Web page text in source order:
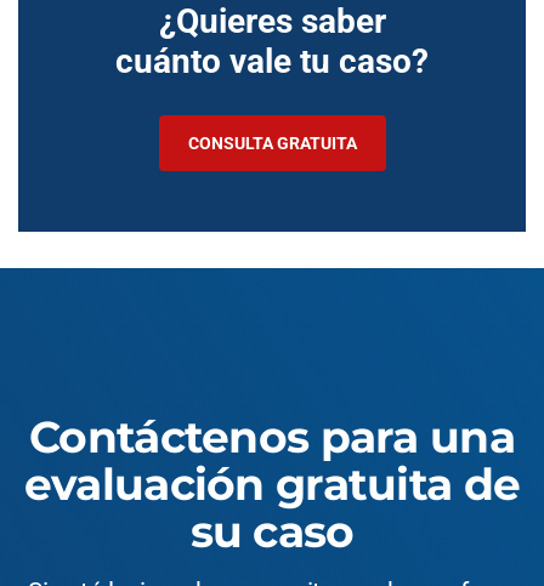
¿Quieres saber
cuánto vale tu caso?
CONSULTA GRATUITA
Contáctenos para una
evaluación gratuita de
su caso